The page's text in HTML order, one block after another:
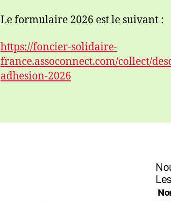
Le formulaire 2026 est le suivant :
https://foncier-solidaire-
france.assoconnect.com/collect/
adhesion-2026